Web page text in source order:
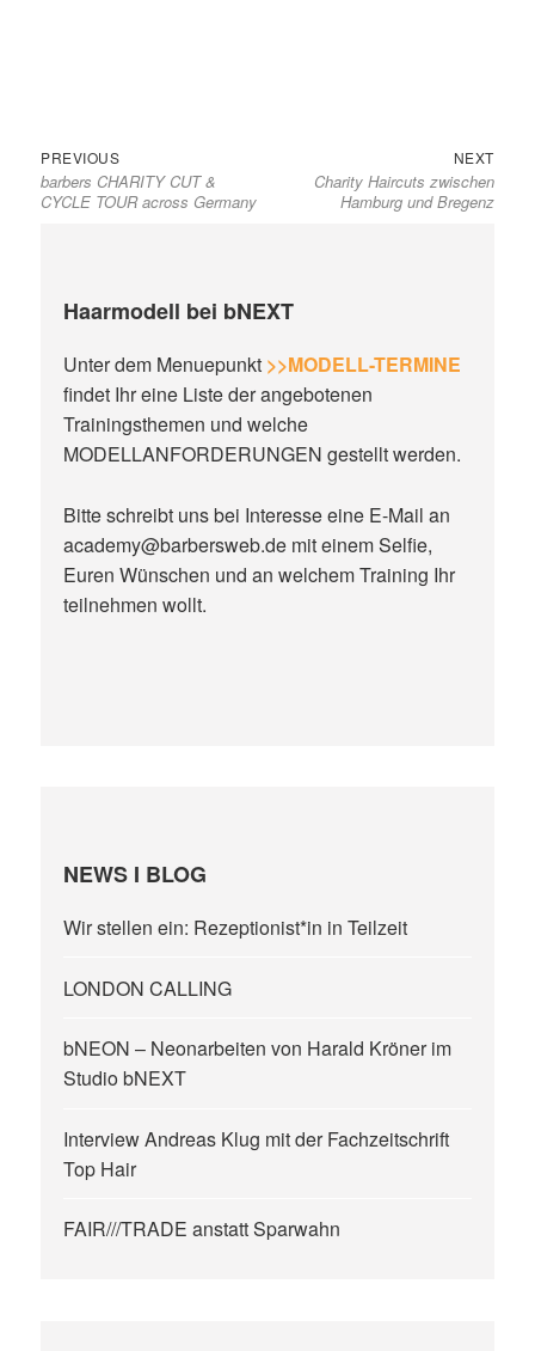
Beitragsnavigation
PREVIOUSPrevious
post:
barbers CHARITY CUT &
CYCLE TOUR across Germany
NEXTNext
post:
Charity Haircuts zwischen
Hamburg und Bregenz
Haarmodell bei bNEXT
Unter dem Menuepunkt >>MODELL-TERMINE
findet Ihr eine Liste der angebotenen
Trainingsthemen und welche
MODELLANFORDERUNGEN gestellt werden.
Bitte schreibt uns bei Interesse eine E-Mail an
academy@barbersweb.de mit einem Selfie,
Euren Wünschen und an welchem Training Ihr
teilnehmen wollt.
NEWS I BLOG
Wir stellen ein: Rezeptionist*in in Teilzeit
LONDON CALLING
bNEON – Neonarbeiten von Harald Kröner im
Studio bNEXT
Interview Andreas Klug mit der Fachzeitschrift
Top Hair
FAIR///TRADE anstatt Sparwahn